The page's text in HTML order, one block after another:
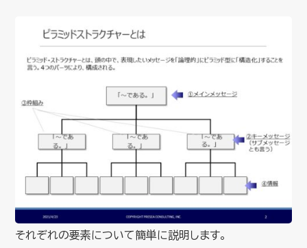
それぞれの要素について簡単に説明します。